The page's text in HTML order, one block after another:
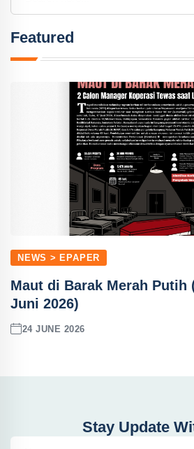
Featured
NEWS > EPAPER
Maut di Barak Merah Putih
Juni 2026)
24 JUNE 2026
Stay Update